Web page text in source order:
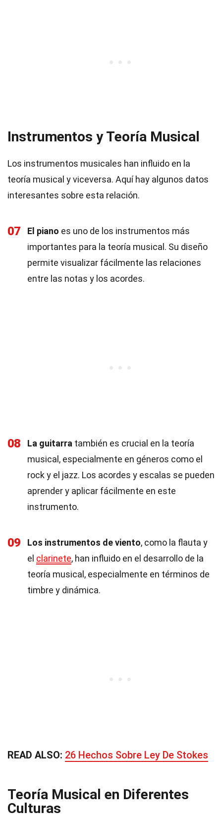
Instrumentos y Teoría Musical
Los instrumentos musicales han influido en la
teoría musical y viceversa. Aquí hay algunos datos
interesantes sobre esta relación.
07 El piano es uno de los instrumentos más
importantes para la teoría musical. Su diseño
permite visualizar fácilmente las relaciones
entre las notas y los acordes.
08 La guitarra también es crucial en la teoría
musical, especialmente en géneros como el
rock y el jazz. Los acordes y escalas se pueden
aprender y aplicar fácilmente en este
instrumento.
09 Los instrumentos de viento, como la flauta y
el clarinete, han influido en el desarrollo de la
teoría musical, especialmente en términos de
timbre y dinámica.
READ ALSO: 26 Hechos Sobre Ley De Stokes
Teoría Musical en Diferentes
Culturas